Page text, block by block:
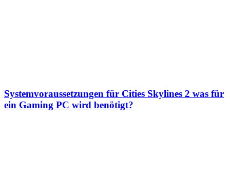
Systemvoraussetzungen für Cities Skylines 2 was für
ein Gaming PC wird benötigt?